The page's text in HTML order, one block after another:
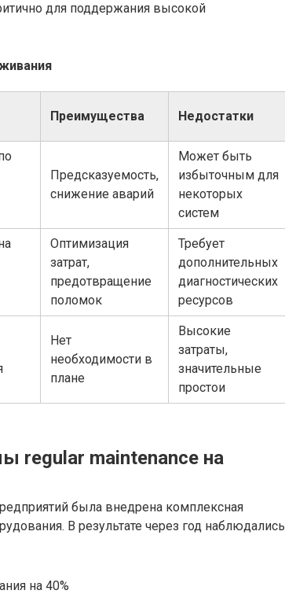
для поддержания высокой
Преимущества Недостатки
Предсказуемость,
снижение аварий
Может быть
избыточным для
некоторых
систем
Оптимизация
затрат,
предотвращение
поломок
Требует
дополнительных
диагностических
ресурсов
Нет
необходимости в
плане
Высокие
затраты,
значительные
простои
regular maintenance на
была внедрена комплексная
В результате через год наблюдались
на 40%